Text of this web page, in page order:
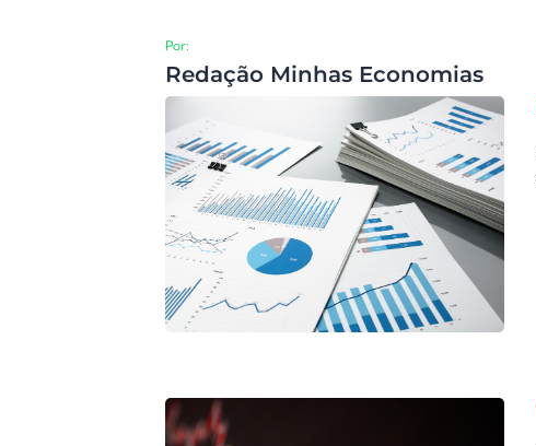
Por:
Redação Minhas Economias